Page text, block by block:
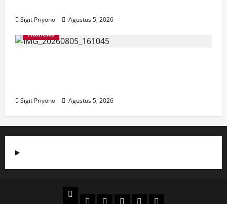
Sigit Priyono
Agustus 5, 2026
Hotnews
Sigit Priyono Agustus 5, 2026
Beranda
PolitikOtomotifEkonomiSosialtentang